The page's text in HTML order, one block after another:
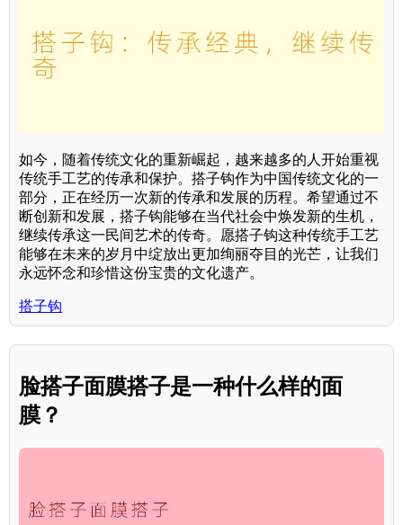
如今，随着传统文化的重新崛起，越来越多的人开始重视
传统手工艺的传承和保护。搭子钩作为中国传统文化的一
部分，正在经历一次新的传承和发展的历程。希望通过不
断创新和发展，搭子钩能够在当代社会中焕发新的生机，
继续传承这一民间艺术的传奇。愿搭子钩这种传统手工艺
能够在未来的岁月中绽放出更加绚丽夺目的光芒，让我们
永远怀念和珍惜这份宝贵的文化遗产。
搭子钩
脸搭子面膜搭子是一种什么样的面
膜？